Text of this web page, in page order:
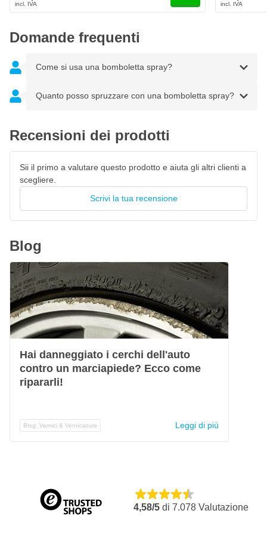
Domande frequenti
Come si usa una bomboletta spray?
Quanto posso spruzzare con una bomboletta spray?
Recensioni dei prodotti
Sii il primo a valutare questo prodotto e aiuta gli altri clienti a
scegliere.
Scrivi la tua recensione
Blog
Hai danneggiato i cerchi dell'auto
contro un marciapiede? Ecco come
ripararli!
Blog: Vernici & Verniciature Leggi di più
4,58/5 di 7.078 Valutazione